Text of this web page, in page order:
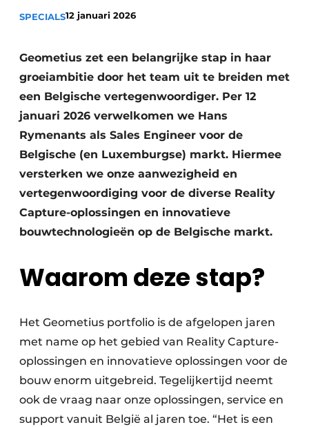
Duurzaamheid & Innovatie
Fundering
Kopen/Huren/Leasen
Bouwtransport
Machines & Materieel
SPECIALS12 januari 2026
Geometius zet een belangrijke stap in haar
groeiambitie door het team uit te breiden met
een Belgische vertegenwoordiger. Per 12
januari 2026 verwelkomen we Hans
Rymenants als Sales Engineer voor de
Belgische (en Luxemburgse) markt. Hiermee
versterken we onze aanwezigheid en
vertegenwoordiging voor de diverse Reality
Capture-oplossingen en innovatieve
bouwtechnologieën op de Belgische markt.
Waarom deze stap?
Het Geometius portfolio is de afgelopen jaren
met name op het gebied van Reality Capture-
oplossingen en innovatieve oplossingen voor de
bouw enorm uitgebreid. Tegelijkertijd neemt
ook de vraag naar onze oplossingen, service en
support vanuit België al jaren toe. “Het is een